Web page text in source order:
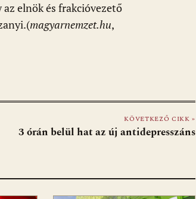
elnök és frakcióvezető
magyarnemzet.hu,
KÖVETKEZŐ CIKK »
3 órán belül hat az új antidepresszáns